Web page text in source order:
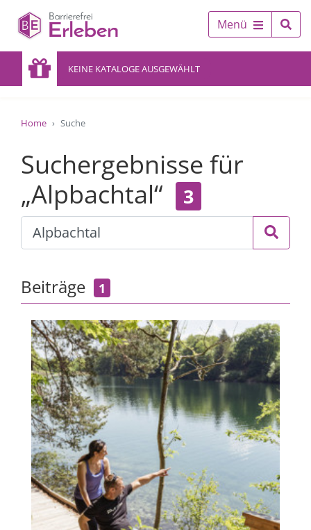
Menü
KEINE KATALOGE AUSGEWÄHLT
Home Suche
Suchergebnisse für
„Alpbachtal“
3
Beiträge 1